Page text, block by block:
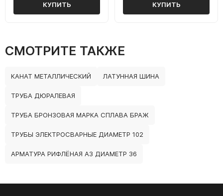
КУПИТЬ КУПИТЬ
СМОТРИТЕ ТАКЖЕ
КАНАТ МЕТАЛЛИЧЕСКИЙ ЛАТУННАЯ ШИНА
ТРУБА ДЮРАЛЕВАЯ
ТРУБА БРОНЗОВАЯ МАРКА СПЛАВА БРАЖ
ТРУБЫ ЭЛЕКТРОСВАРНЫЕ ДИАМЕТР 102
АРМАТУРА РИФЛЁНАЯ А3 ДИАМЕТР 36